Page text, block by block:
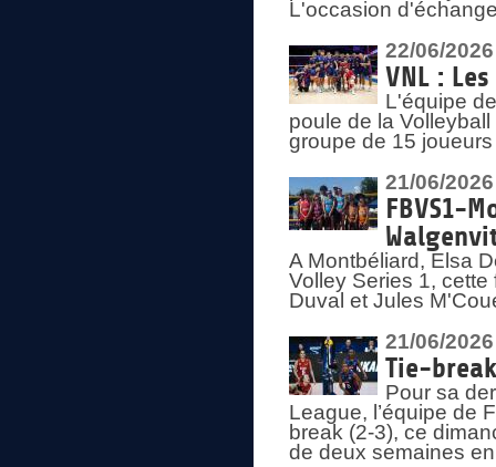
L'occasion
22/06/2026
VNL :
L'équipe
poule de la
groupe de 15
21/06/2026
FBVS1-
A Montbéliard, Elsa
Volley Series 1,
Duval et Jules
21/06/2026
Tie-
Pour sa
League, l’équipe de
break (2-3), ce
de deux semaines